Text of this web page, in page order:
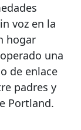
voz en la
hogar
una
de enlace
padres y
Portland.